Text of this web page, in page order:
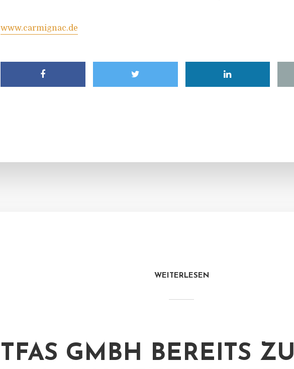
www.carmignac.de
WEITERLESEN
TFAS GMBH BEREITS